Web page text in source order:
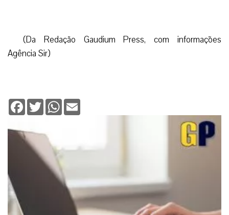
(Da Redação Gaudium Press, com informações
Agência Sir)
Facebook
TwitterWhatsApp